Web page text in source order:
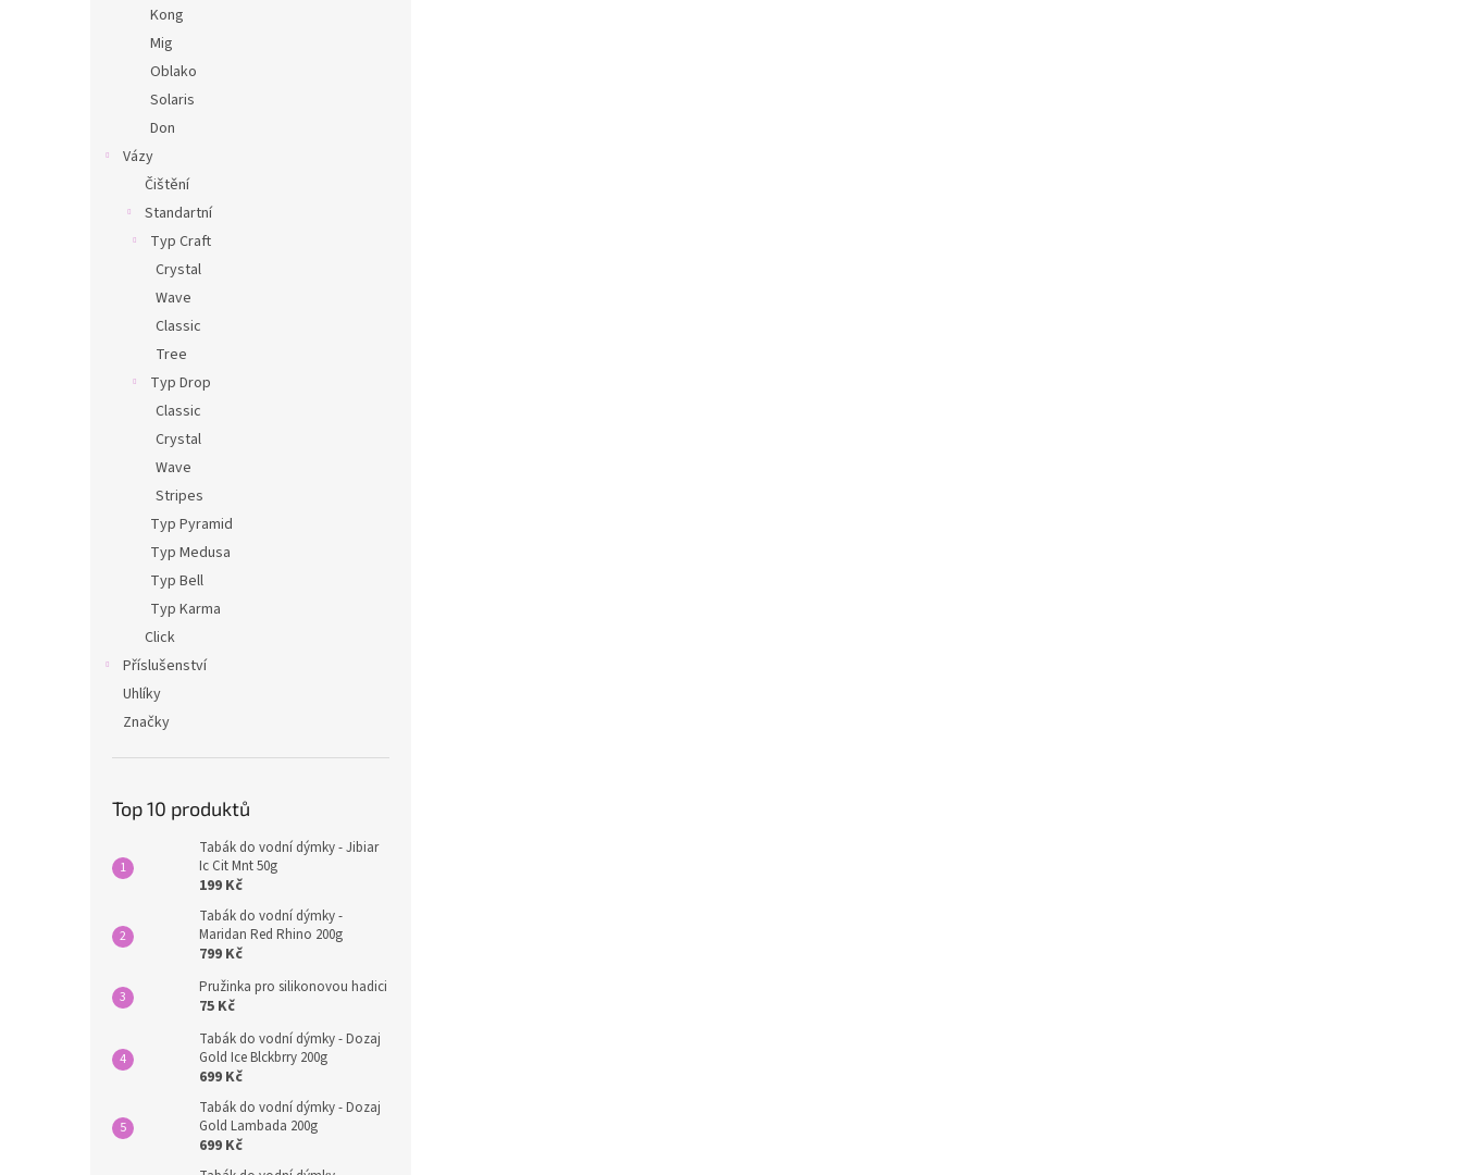
Kong
Mig
Oblako
Solaris
Don
Vázy
Čištění
Standartní
Typ Craft
Crystal
Wave
Classic
Tree
Typ Drop
Classic
Crystal
Wave
Stripes
Typ Pyramid
Typ Medusa
Typ Bell
Typ Karma
Click
Příslušenství
Uhlíky
Značky
Top 10 produktů
Tabák do vodní dýmky - Jibiar
Ic Cit Mnt 50g
199 Kč
Tabák do vodní dýmky -
Maridan Red Rhino 200g
799 Kč
Pružinka pro silikonovou hadici
75 Kč
Tabák do vodní dýmky - Dozaj
Gold Ice Blckbrry 200g
699 Kč
Tabák do vodní dýmky - Dozaj
Gold Lambada 200g
699 Kč